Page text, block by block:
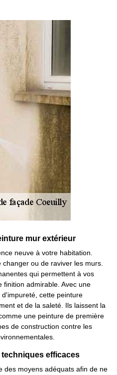
mur extérieur
neuve à votre habitation.
ou de raviver les murs.
qui permettent à vos
finition admirable. Avec une
cette peinture
et de la saleté. Ils laissent la
une peinture de première
de construction contre les
techniques efficaces
des moyens adéquats afin de ne